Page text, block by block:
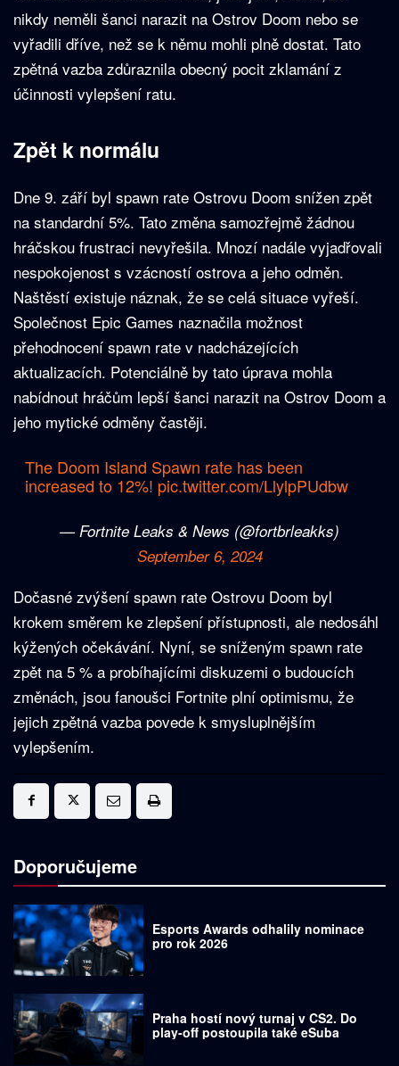
nikdy neměli šanci narazit na Ostrov Doom nebo se
vyřadili dříve, než se k němu mohli plně dostat. Tato
zpětná vazba zdůraznila obecný pocit zklamání z
účinnosti vylepšení ratu.
Zpět k normálu
Dne 9. září byl spawn rate Ostrovu Doom snížen zpět
na standardní 5%. Tato změna samozřejmě žádnou
hráčskou frustraci nevyřešila. Mnozí nadále vyjadřovali
nespokojenost s vzácností ostrova a jeho odměn.
Naštěstí existuje náznak, že se celá situace vyřeší.
Společnost Epic Games naznačila možnost
přehodnocení spawn rate v nadcházejících
aktualizacích. Potenciálně by tato úprava mohla
nabídnout hráčům lepší šanci narazit na Ostrov Doom a
jeho mytické odměny častěji.
The Doom Island Spawn rate has been
increased to 12%! pic.twitter.com/LlylpPUdbw
— Fortnite Leaks & News (@fortbrleakks)
September 6, 2024
Dočasné zvýšení spawn rate Ostrovu Doom byl
krokem směrem ke zlepšení přístupnosti, ale nedosáhl
kýžených očekávání. Nyní, se sníženým spawn rate
zpět na 5 % a probíhajícími diskuzemi o budoucích
změnách, jsou fanoušci Fortnite plní optimismu, že
jejich zpětná vazba povede k smysluplnějším
vylepšením.
Doporučujeme
Esports Awards odhalily nominace
pro rok 2026
Praha hostí nový turnaj v CS2. Do
play-off postoupila také eSuba